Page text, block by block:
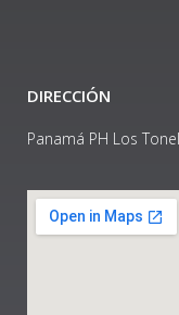
DIRECCIÓN
Panamá PH Los